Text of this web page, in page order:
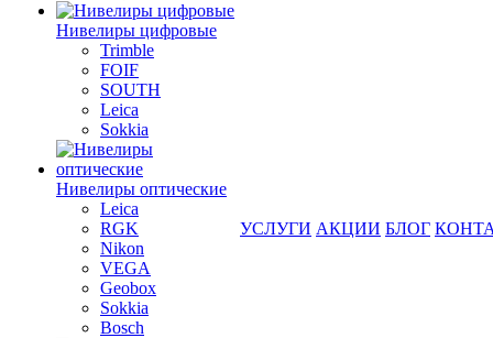
Нивелиры цифровые
Trimble
FOIF
SOUTH
Leica
Sokkia
Нивелиры оптические
Leica
RGK
Nikon
VEGA
Geobox
Sokkia
Bosch
УСЛУГИ АКЦИИ БЛОГ